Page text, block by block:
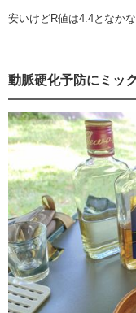
安いけどR値は4.4となか
動脈硬化予防にミッ